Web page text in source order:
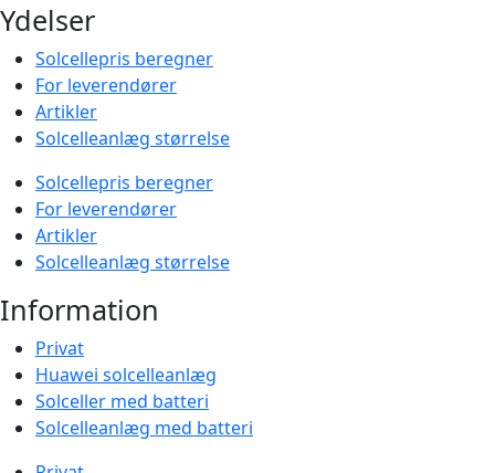
Ydelser
Solcellepris beregner
For leverendører
Artikler
Solcelleanlæg størrelse
Solcellepris beregner
For leverendører
Artikler
Solcelleanlæg størrelse
Information
Privat
Huawei solcelleanlæg
Solceller med batteri
Solcelleanlæg med batteri